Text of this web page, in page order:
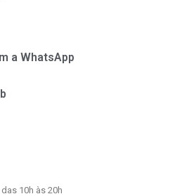
a WhatsApp
10h às 20h